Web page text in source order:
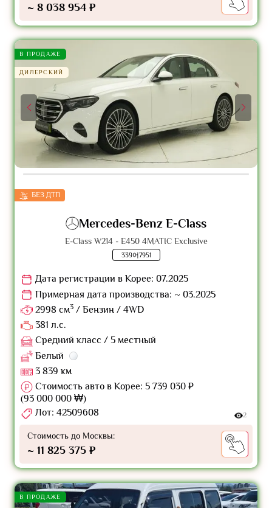
~ 8 038 954 ₽
В ПРОДАЖЕ
ДИЛЕРСКИЙ
БЕЗ ДТП
Mercedes-Benz E-Class
E-Class W214 - E450 4MATIC Exclusive
339어7951
Дата регистрации в Корее: 07.2025
Примерная дата производства: ~ 03.2025
2998 см3 / Бензин / 4WD
381 л.с.
Средний класс / 5 местный
Белый
3 839 км
Стоимость авто в Корее: 5 739 030 ₽
(93 000 000 ₩)
Лот: 42509608
2
Стоимость до Москвы:
~ 11 825 375 ₽
В ПРОДАЖЕ